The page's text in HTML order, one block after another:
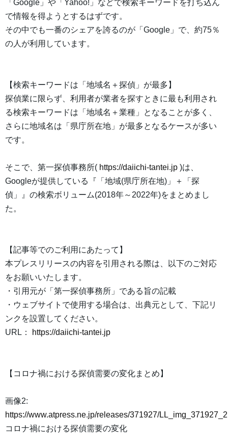
「Google」や「Yahoo!」などで検索キーワードを打ち込ん
で情報を得ようとするはずです。
その中でも一番のシェアを誇るのが「Google」で、約75％
の人が利用しています。
【検索キーワードは「地域名＋探偵」が最多】
探偵業に限らず、利用者が業者を探すときに最も利用され
る検索キーワードは「地域名＋業種」となることが多く、
さらに地域名は「県庁所在地」が最多となるケースが多い
です。
そこで、第一探偵事務所( https://daiichi-tantei.jp )は、
Googleが提供している『「地域(県庁所在地)」＋「探
偵」』の検索ボリューム(2018年～2022年)をまとめまし
た。
【記事等でのご利用にあたって】
本プレスリリースの内容を引用される際は、以下のご対応
をお願いいたします。
・引用元が「第一探偵事務所」である旨の記載
・ウェブサイトで使用する場合は、出典元として、下記リ
ンクを設置してください。
URL：
https://daiichi-tantei.jp
【コロナ禍における探偵需要の変化まとめ】
画像2:
https://www.atpress.ne.jp/releases/371927/
コロナ禍における探偵需要の変化